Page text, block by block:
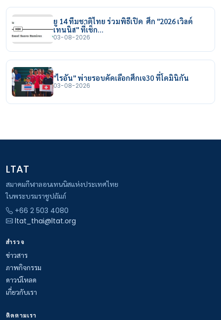
ยู 14 ทีมชาติไทย ร่วมพิธีเปิด ศึก "2026 เวิลด์
เทนนิส" ที่เช็ก…
03-08-2026
"ไรอัน" พ่ายรอบคัดเลือกศึกเจ30 ที่โดมินิกัน
03-08-2026
LTAT
สมาคมกีฬาลอนเทนนิสแห่งประเทศไทย
ในพระบรมราชูปถัมภ์
+66 2 503 4080
ltat_thai@ltat.org
สำรวจ
ข่าวสาร
ภาพกิจกรรม
ดาวน์โหลด
เกี่ยวกับเรา
ติดตามเรา